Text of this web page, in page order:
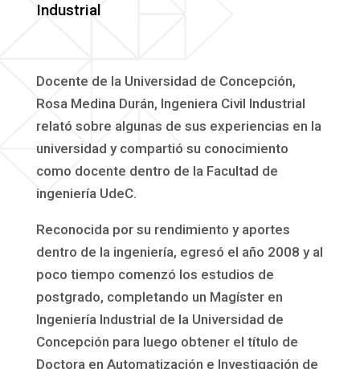
Industrial
Docente de la Universidad de Concepción,
Rosa Medina Durán, Ingeniera Civil Industrial
relató sobre algunas de sus experiencias en la
universidad y compartió su conocimiento
como docente dentro de la Facultad de
ingeniería UdeC.
Reconocida por su rendimiento y aportes
dentro de la ingeniería, egresó el año 2008 y al
poco tiempo comenzó los estudios de
postgrado, completando un Magíster en
Ingeniería Industrial de la Universidad de
Concepción para luego obtener el título de
Doctora en Automatización e Investigación de